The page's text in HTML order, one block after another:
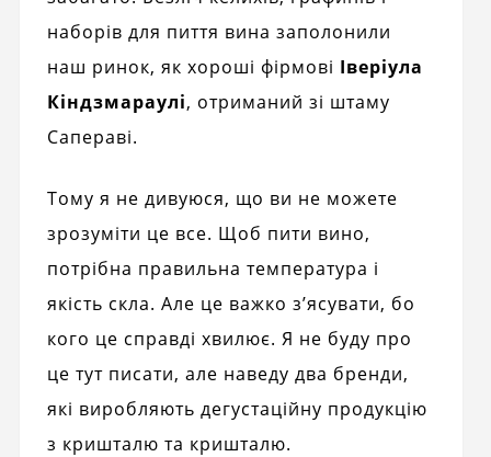
наборів для пиття вина заполонили
наш ринок, як хороші фірмові Іверіула
Кіндзмараулі, отриманий зі штаму
Сапераві.
Тому я не дивуюся, що ви не можете
зрозуміти це все. Щоб пити вино,
потрібна правильна температура і
якість скла. Але це важко з’ясувати, бо
кого це справді хвилює. Я не буду про
це тут писати, але наведу два бренди,
які виробляють дегустаційну продукцію
з кришталю та кришталю.